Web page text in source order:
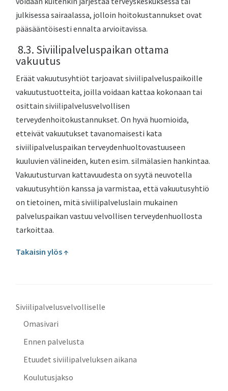
julkisessa sairaalassa, jolloin hoitokustannukset ovat
pääsääntöisesti ennalta arvioitavissa.
8.3. Siviilipalveluspaikan ottama
vakuutus
Eräät vakuutusyhtiöt tarjoavat siviilipalveluspaikoille
vakuutustuotteita, joilla voidaan kattaa kokonaan tai
osittain siviilipalvelusvelvollisen
terveydenhoitokustannukset. On hyvä huomioida,
etteivät vakuutukset tavanomaisesti kata
siviilipalveluspaikan terveydenhuoltovastuuseen
kuuluvien välineiden, kuten esim. silmälasien hankintaa.
Vakuutusturvan kattavuudesta on syytä neuvotella
vakuutusyhtiön kanssa ja varmistaa, että vakuutusyhtiö
on tietoinen, mitä siviilipalveluslain mukainen
palveluspaikan vastuu velvollisen terveydenhuollosta
tarkoittaa.
Takaisin ylös ↑
Siviilipalvelusvelvolliselle
Omasivari
Ennen palvelusta
Etuudet siviilipalveluksen aikana
Koulutusjakso